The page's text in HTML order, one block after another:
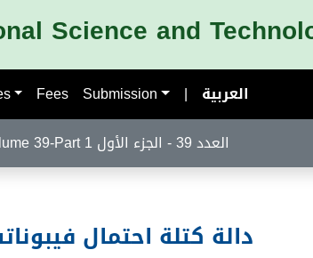
Science and
Fees Submission | العربية
Volume 39-Part 1 العدد 39 - الجزء الأول
دالة كتلة احتمال